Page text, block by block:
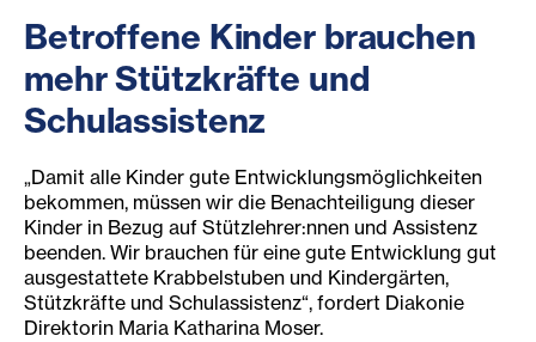
Betroffene Kinder brauchen
mehr Stützkräfte und
Schulassistenz
„Damit alle Kinder gute Entwicklungsmöglichkeiten
bekommen, müssen wir die Benachteiligung dieser
Kinder in Bezug auf Stützlehrer:nnen und Assistenz
beenden. Wir brauchen für eine gute Entwicklung gut
ausgestattete Krabbelstuben und Kindergärten,
Stützkräfte und Schulassistenz“, fordert Diakonie
Direktorin Maria Katharina Moser.